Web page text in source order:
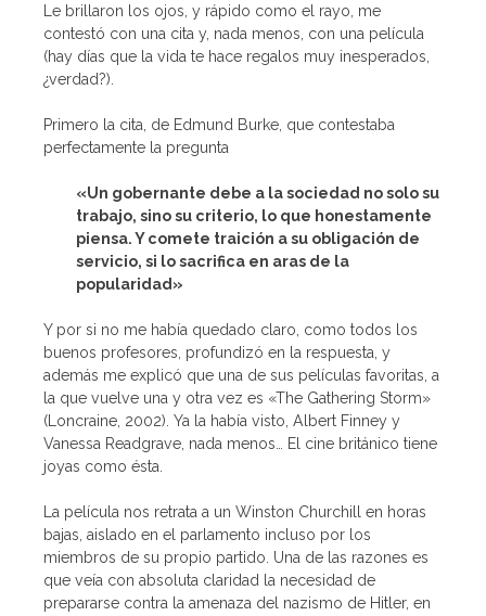
Le brillaron los ojos, y rápido como el rayo, me
contestó con una cita y, nada menos, con una película
(hay días que la vida te hace regalos muy inesperados,
¿verdad?).
Primero la cita, de Edmund Burke, que contestaba
perfectamente la pregunta
«Un gobernante debe a la sociedad no solo su
trabajo, sino su criterio, lo que honestamente
piensa. Y comete traición a su obligación de
servicio, si lo sacrifica en aras de la
popularidad»
Y por si no me había quedado claro, como todos los
buenos profesores, profundizó en la respuesta, y
además me explicó que una de sus películas favoritas, a
la que vuelve una y otra vez es «The Gathering Storm»
(Loncraine, 2002). Ya la había visto, Albert Finney y
Vanessa Readgrave, nada menos… El cine británico tiene
joyas como ésta.
La película nos retrata a un Winston Churchill en horas
bajas, aislado en el parlamento incluso por los
miembros de su propio partido. Una de las razones es
que veía con absoluta claridad la necesidad de
prepararse contra la amenaza del nazismo de Hitler, en